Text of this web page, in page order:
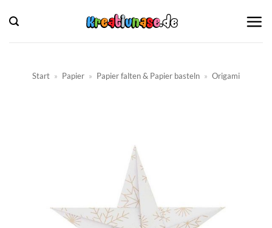
Inhalt
springen
Start » Papier » Papier falten & Papier basteln » Origami